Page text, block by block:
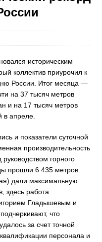
историческим
коллектив приурочил к
России. Итог месяца —
на 37 тысяч метров
и на 17 тысяч метров
в апреле.
и показатели суточной
производительность
горного
прошли 6 435 метров.
дали максимальную
здесь работа
Гладышевым и
что
за счет точной
персонала и